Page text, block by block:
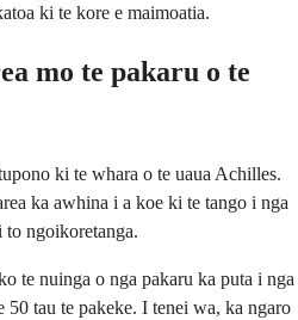
ki te kore e maimoatia.
mo te pakaru o te
ki te whara o te uaua Achilles.
ka awhina i a koe ki te tango i nga
ngoikoretanga.
te nuinga o nga pakaru ka puta i nga
50 tau te pakeke. I tenei wa, ka ngaro